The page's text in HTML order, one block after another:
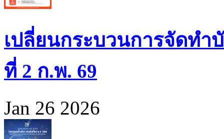
เปลี่ยนกระบวนการจัดทำ
ที่ 2 ก.พ. 69
Jan 26 2026